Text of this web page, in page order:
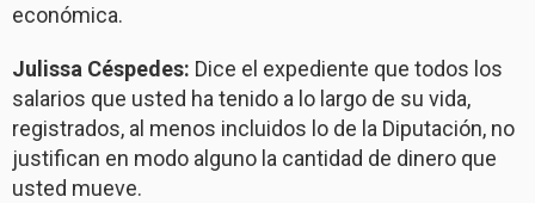
económica.
Julissa Céspedes: Dice el expediente que todos los
salarios que usted ha tenido a lo largo de su vida,
registrados, al menos incluidos lo de la Diputación, no
justifican en modo alguno la cantidad de dinero que
usted mueve.